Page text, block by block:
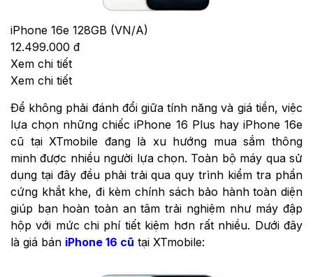
iPhone 16e 128GB (VN/A)
12.499.000 đ
Xem chi tiết
Xem chi tiết
Để không phải đánh đổi giữa tính năng và giá tiền, việc
lựa chọn những chiếc iPhone 16 Plus hay iPhone 16e
cũ tại XTmobile đang là xu hướng mua sắm thông
minh được nhiều người lựa chọn. Toàn bộ máy qua sử
dụng tại đây đều phải trải qua quy trình kiểm tra phần
cứng khắt khe, đi kèm chính sách bảo hành toàn diện
giúp bạn hoàn toàn an tâm trải nghiệm như máy đập
hộp với mức chi phí tiết kiệm hơn rất nhiều. Dưới đây
là giá bán iPhone 16 cũ tại XTmobile: